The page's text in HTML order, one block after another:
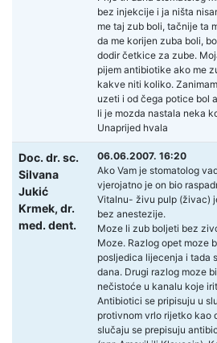
bez injekcije i ja ništa
me taj zub boli, tačnije ta
da me korijen zuba boli,
dodir četkice za zube.
pijem antibiotike ako me
kakve niti koliko.
uzeti i od čega potice bol
li je mozda nastala neka
Unaprijed hvala
Doc. dr. sc.
Silvana
Jukić
Krmek, dr.
med. dent.
06.06.2007. 16:20
Ako Vam je stomatolog
vjerojatno je on bio
Vitalnu- živu pulp (živac)
bez anestezije.
Moze li zub boljeti bez
Moze. Razlog opet moze
posljedica lijecenja i tada
dana. Drugi razlog moze
nečistoće u kanalu koje
Antibiotici se pripisuju u
protivnom vrlo rijetko kao
slučaju se prepisuju